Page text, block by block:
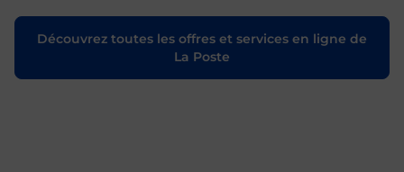
Découvrez toutes les offres et services en ligne de
La Poste